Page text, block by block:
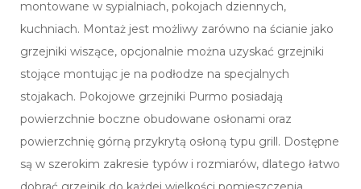
montowane w sypialniach, pokojach dziennych,
kuchniach. Montaż jest możliwy zarówno na ścianie jako
grzejniki wiszące, opcjonalnie można uzyskać grzejniki
stojące montując je na podłodze na specjalnych
stojakach. Pokojowe grzejniki Purmo posiadają
powierzchnie boczne obudowane osłonami oraz
powierzchnię górną przykrytą osłoną typu grill. Dostępne
są w szerokim zakresie typów i rozmiarów, dlatego łatwo